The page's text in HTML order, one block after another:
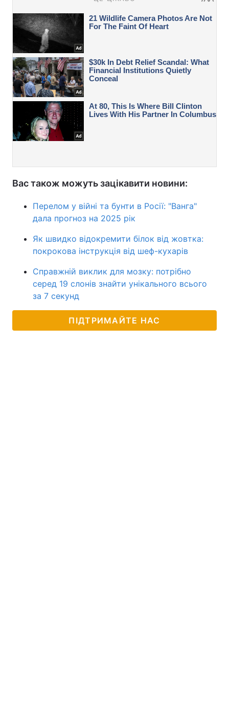
Вас також можуть зацікавити новини:
Перелом у війні та бунти в Росії: "Ванга"
дала прогноз на 2025 рік
Як швидко відокремити білок від жовтка:
покрокова інструкція від шеф-кухарів
Справжній виклик для мозку: потрібно
серед 19 слонів знайти унікального всього
за 7 секунд
ПІДТРИМАЙТЕ НАС